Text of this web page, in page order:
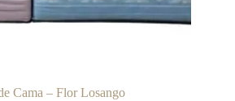
Cama – Flor Losango